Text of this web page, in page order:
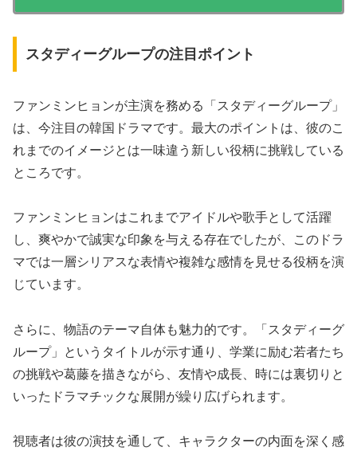
スタディーグループの注目ポイント
ファンミンヒョンが主演を務める「スタディーグループ」
は、今注目の韓国ドラマです。最大のポイントは、彼のこ
れまでのイメージとは一味違う新しい役柄に挑戦している
ところです。
ファンミンヒョンはこれまでアイドルや歌手として活躍
し、爽やかで誠実な印象を与える存在でしたが、このドラ
マでは一層シリアスな表情や複雑な感情を見せる役柄を演
じています。
さらに、物語のテーマ自体も魅力的です。「スタディーグ
ループ」というタイトルが示す通り、学業に励む若者たち
の挑戦や葛藤を描きながら、友情や成長、時には裏切りと
いったドラマチックな展開が繰り広げられます。
視聴者は彼の演技を通して、キャラクターの内面を深く感